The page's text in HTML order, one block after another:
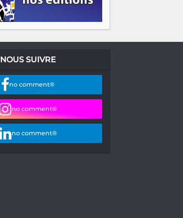
NOUS SUIVRE
no comment®
no comment®
no comment®